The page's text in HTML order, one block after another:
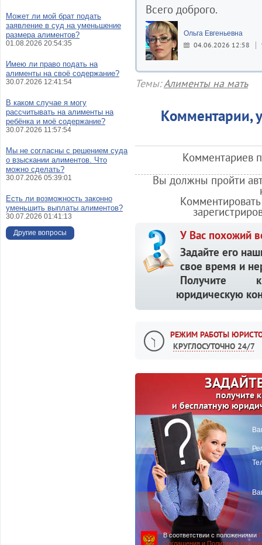
Всего доброго.
Ольга Евгеньевна
04.06.2026 12:58
Темы:Алименты на мать
Комментарии,
Комментариев
Вы должны пройти
У Вас похожий
Задайте его
свое время и
Получите
юридическую
РЕЖИМ РАБОТЫ
КРУГЛОСУТОЧНО 24/7
получите
и бесплатную
В соответствии с положениями
Соглашения и Политикой
Может ли мой брат подать
заявление в суд на уменьшение
размера алиментов?
01.08.2026 20:54:35
Имею ли право подать на
алименты на своё содержание?
30.07.2026 12:41:54
В каком случае я могу
рассчитывать на алименты на
ребёнка и моё содержание?
30.07.2026 11:57:54
Мы не согласны с решением суда
о взыскании алиментов. Что
можно сделать?
30.07.2026 05:39:01
Есть ли возможность законно
уменьшить выплаты алиментов?
30.07.2026 01:41:13
Другие вопросы